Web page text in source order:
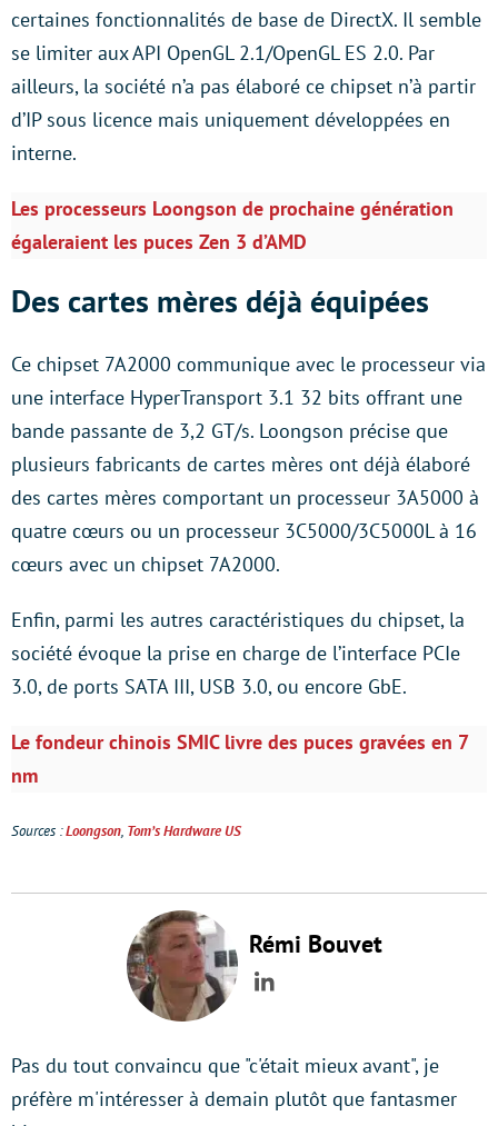
certaines fonctionnalités de base de DirectX. Il semble
se limiter aux API OpenGL 2.1/OpenGL ES 2.0. Par
ailleurs, la société n’a pas élaboré ce chipset n’à partir
d’IP sous licence mais uniquement développées en
interne.
Les processeurs Loongson de prochaine génération
égaleraient les puces Zen 3 d’AMD
Des cartes mères déjà équipées
Ce chipset 7A2000 communique avec le processeur via
une interface HyperTransport 3.1 32 bits offrant une
bande passante de 3,2 GT/s. Loongson précise que
plusieurs fabricants de cartes mères ont déjà élaboré
des cartes mères comportant un processeur 3A5000 à
quatre cœurs ou un processeur 3C5000/3C5000L à 16
cœurs avec un chipset 7A2000.
Enfin, parmi les autres caractéristiques du chipset, la
société évoque la prise en charge de l’interface PCIe
3.0, de ports SATA III, USB 3.0, ou encore GbE.
Le fondeur chinois SMIC livre des puces gravées en 7
nm
Sources :Loongson, Tom’s Hardware US
Rémi Bouvet
LinkedIn
Pas du tout convaincu que "c'était mieux avant", je
préfère m'intéresser à demain plutôt que fantasmer